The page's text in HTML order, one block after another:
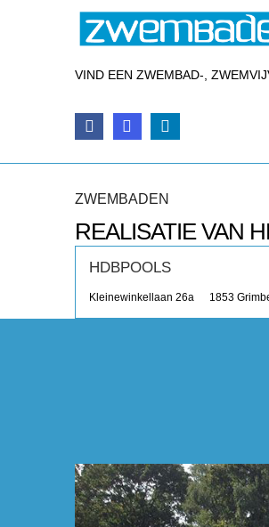
VIND EEN ZWEMBAD-,
ZWEMBADEN
REALISATIE VAN
HDBPOOLS
Kleinewinkellaan 26a 1853